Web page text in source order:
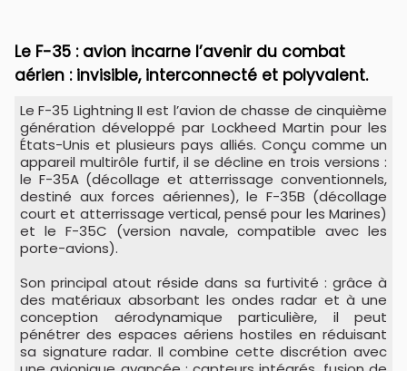
Le F-35 : avion incarne l’avenir du combat
aérien : invisible, interconnecté et polyvalent.
Le F-35 Lightning II est l’avion de chasse de cinquième
génération développé par Lockheed Martin pour les
États-Unis et plusieurs pays alliés. Conçu comme un
appareil multirôle furtif, il se décline en trois versions :
le F-35A (décollage et atterrissage conventionnels,
destiné aux forces aériennes), le F-35B (décollage
court et atterrissage vertical, pensé pour les Marines)
et le F-35C (version navale, compatible avec les
porte-avions).
Son principal atout réside dans sa furtivité : grâce à
des matériaux absorbant les ondes radar et à une
conception aérodynamique particulière, il peut
pénétrer des espaces aériens hostiles en réduisant
sa signature radar. Il combine cette discrétion avec